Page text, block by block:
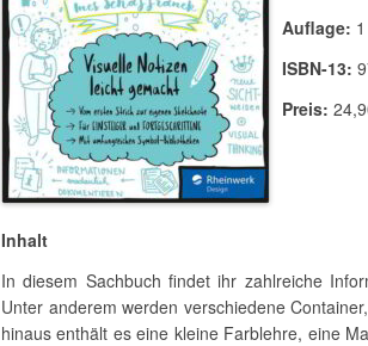
Auflage:
ISBN-13:
Preis:
Inhalt
In diesem Sachbuch findet ihr zahlreiche
Unter anderem werden verschiedene
hinaus enthält es eine kleine Farblehre, eine